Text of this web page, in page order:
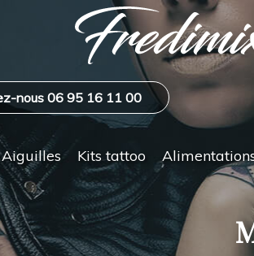
nous 06 95 16 11 00
Aiguilles Kits tattoo